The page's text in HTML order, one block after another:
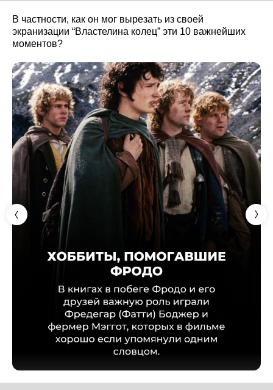
В частности, как он мог вырезать из своей
экранизации “Властелина колец” эти 10 важнейших
моментов?